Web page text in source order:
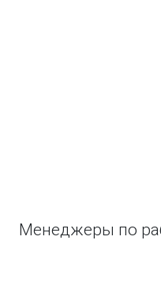
Менеджеры по